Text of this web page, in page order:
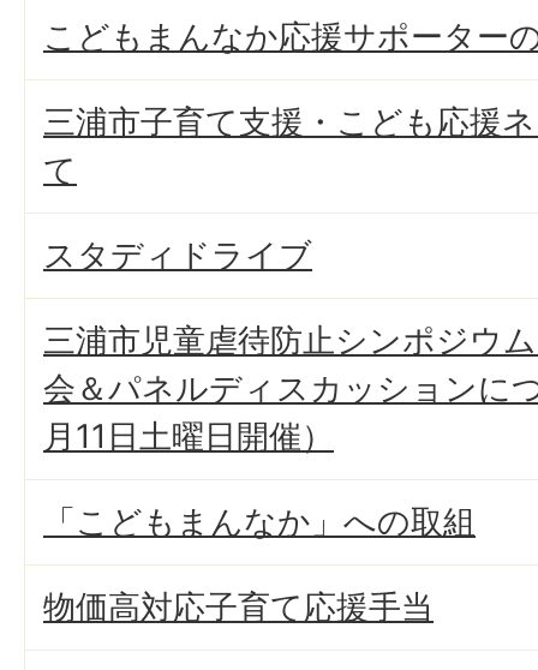
こどもまんなか応援サポーター
三浦市子育て支援・こども応援
て
スタディドライブ
三浦市児童虐待防止シンポジウ
会＆パネルディスカッションに
月11日土曜日開催）
「こどもまんなか」への取組
物価高対応子育て応援手当